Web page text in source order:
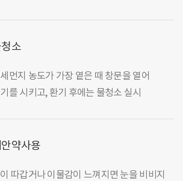
소
먼지 농도가 가장 옅은 때 창문을 열어
를 시키고, 환기 후에는 물청소 실시
약사용
따갑거나 이물감이 느껴지면 눈을 비비지